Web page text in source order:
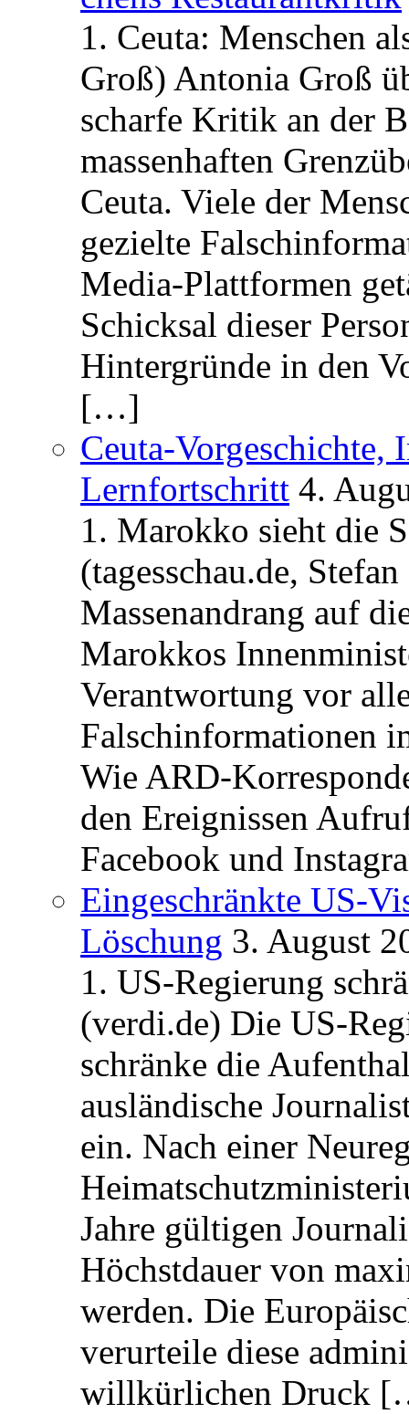
1. Ceuta: Menschen
Groß) Antonia Groß
scharfe Kritik an der
massenhaften
Ceuta. Viele der
gezielte
Media-Plattformen
Schicksal dieser
Hintergründe in den
[…]
Ceuta-Vorgeschichte,
Lernfortschritt 4.
1. Marokko sieht die
(tagesschau.de,
Massenandrang auf
Marokkos
Verantwortung vor
Falschinformationen
Wie ARD-
den Ereignissen
Facebook und
Eingeschränkte US-
Löschung 3. August
1. US-Regierung
(verdi.de) Die US-
schränke die
ausländische
ein. Nach einer
Jahre gültigen
Höchstdauer von
werden. Die
verurteile diese
willkürlichen Druck